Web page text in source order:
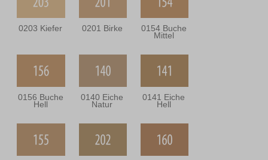
0203 Kiefer 0201 Birke 0154 Buche
Mittel
0156 Buche
Hell
0140 Eiche
Natur
0141 Eiche
Hell